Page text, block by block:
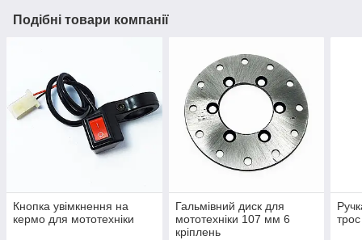
Подібні товари компанії
Кнопка увімкнення на
кермо для мототехніки
Гальмівний диск для
мототехніки 107 мм 6
кріплень